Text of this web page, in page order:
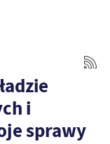
i
sprawy